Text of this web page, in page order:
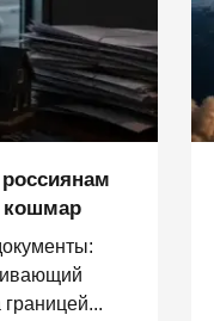
кошмар